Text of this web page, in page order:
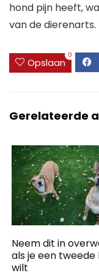
hond pijn heeft,
van de dierenarts.
Opslaan
0
Gerelateerde
Neem dit in
als je een tweede
wilt